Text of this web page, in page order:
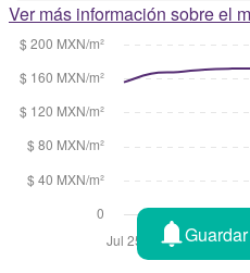
Ver más información sobre el